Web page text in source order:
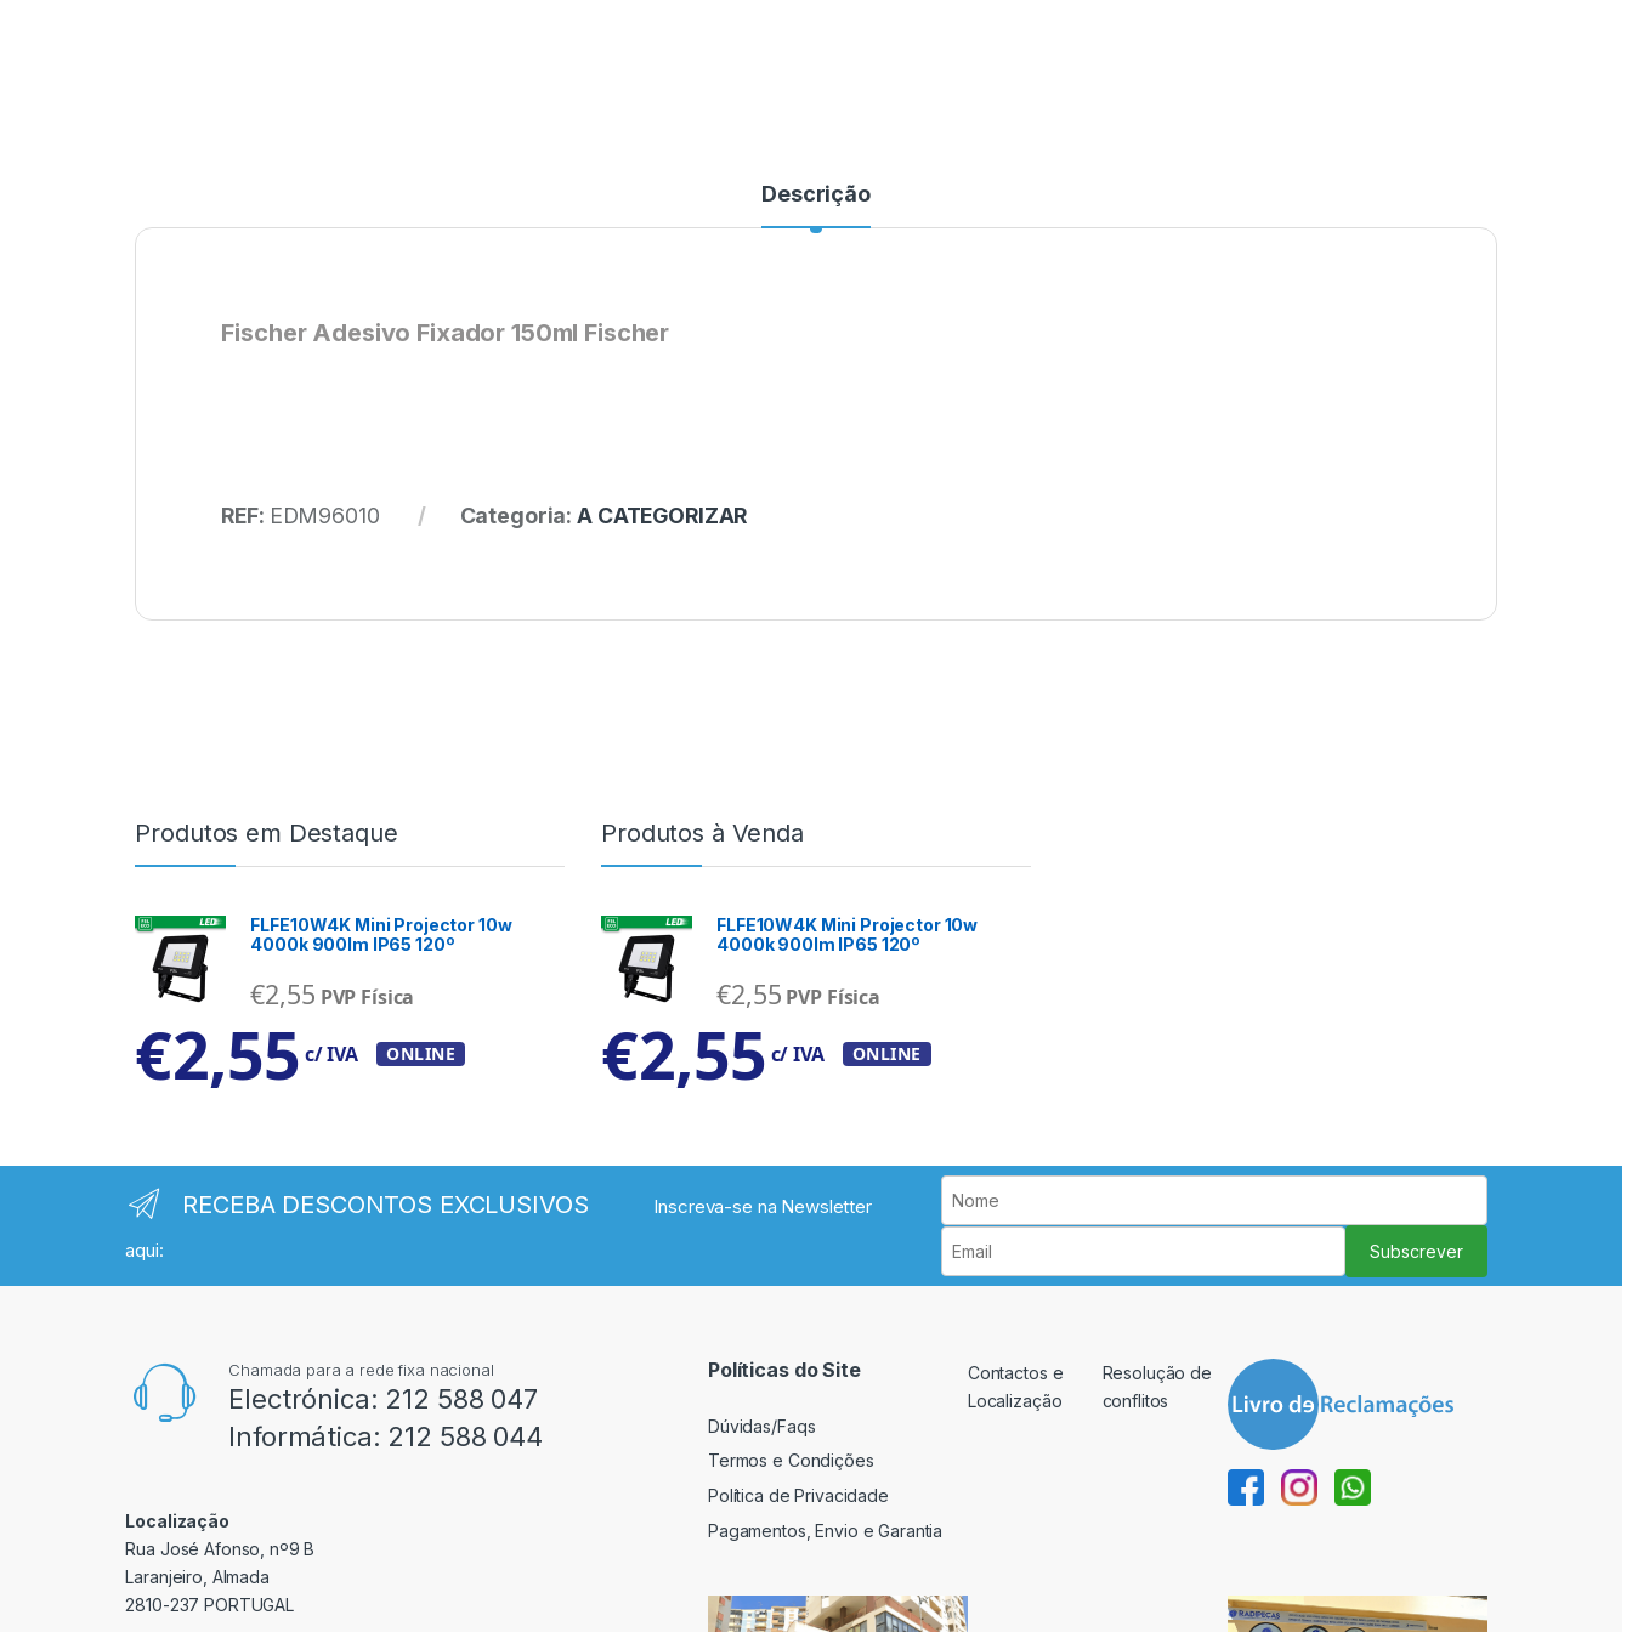
Descrição
Fischer Adesivo Fixador 150ml Fischer
REF: EDM96010 Categoria:A CATEGORIZAR
Produtos em Destaque
FLFE10W4K Mini Projector 10w
4000k 900lm IP65 120º
€2,55 PVP Física
€2,55 c/ IVA ONLINE
Produtos à Venda
FLFE10W4K Mini Projector 10w
4000k 900lm IP65 120º
€2,55 PVP Física
€2,55 c/ IVA ONLINE
RECEBA DESCONTOS EXCLUSIVOS
Inscreva-se na Newsletter
aqui:
Subscrever
Chamada para a rede fixa nacional
Electrónica: 212 588 047
Informática: 212 588 044
Localização
Rua José Afonso, nº9 B
Laranjeiro, Almada
2810-237 PORTUGAL
Políticas do Site
Dúvidas/Faqs
Termos e Condições
Política de Privacidade
Pagamentos, Envio e Garantia
Contactos e
Localização
Resolução de
conflitos